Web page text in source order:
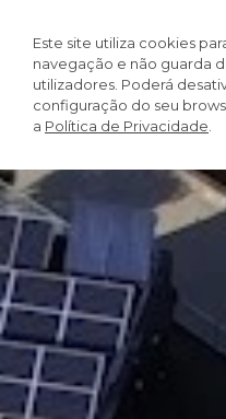
Este site utiliza cookies
navegação e não guarda
utilizadores. Poderá
configuração do seu
a Política de Privacidade